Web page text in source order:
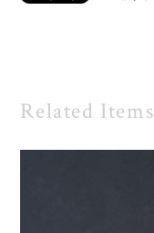
Related Items